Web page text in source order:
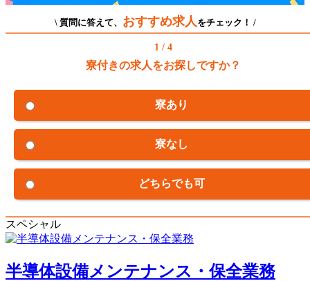
\ 質問に答えて、 おすすめ求人 をチェック！ /
1 / 4
寮付きの求人をお探しですか？
寮あり
寮なし
どちらでも可
スペシャル
半導体設備メンテナンス・保全業務